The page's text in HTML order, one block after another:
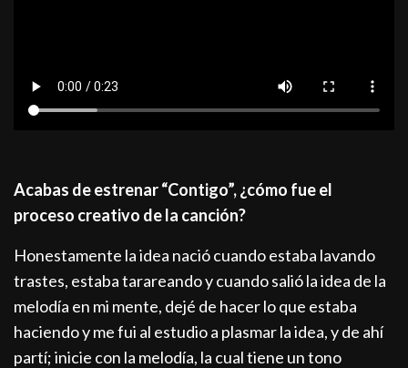
Acabas de estrenar “Contigo”, ¿cómo fue el
proceso creativo de la canción?
Honestamente la idea nació cuando estaba lavando
trastes, estaba tarareando y cuando salió la idea de la
melodía en mi mente, dejé de hacer lo que estaba
haciendo y me fui al estudio a plasmar la idea, y de ahí
partí; inicie con la melodía, la cual tiene un tono